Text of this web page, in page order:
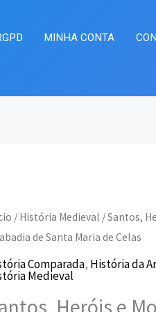
MINHA CONTA
/ História Medieval / Santos,
de Santa Maria de Celas
Comparada, História da
Medieval
Heróis e
O
preço
O
preço